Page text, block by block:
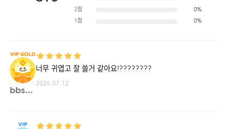
2점 0%
1점 0%
bbs02**
너무 귀엽고 잘 쓸거 같아요!????????
2026.07.12